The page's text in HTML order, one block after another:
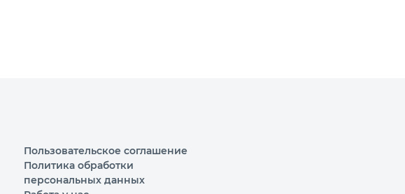
Пользовательское соглашение
Политика обработки
персональных данных